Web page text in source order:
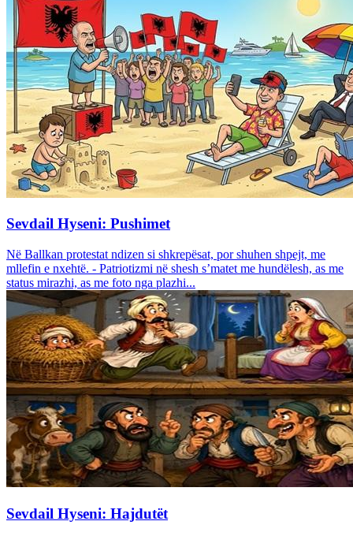
Sevdail Hyseni: Pushimet
Në Ballkan protestat ndizen si shkrepësat, por shuhen shpejt, me
mllefin e nxehtë. - Patriotizmi në shesh s’matet me hundëlesh, as me
status mirazhi, as me foto nga plazhi...
Sevdail Hyseni: Hajdutët